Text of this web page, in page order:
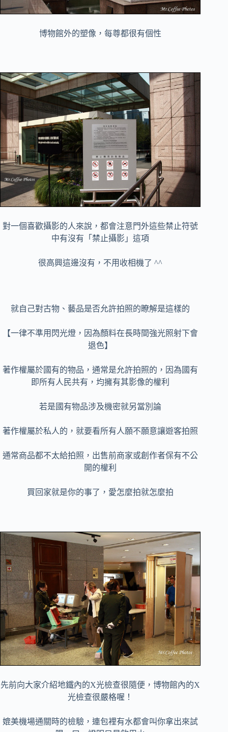
博物館外的塑像，每尊都很有個性
對一個喜歡攝影的人來說，都會注意門外這些禁止符號
中有沒有「禁止攝影」這項
很高興這邊沒有，不用收相機了 ^^
就自己對古物、藝品是否允許拍照的瞭解是這樣的
【一律不準用閃光燈，因為顏料在長時間強光照射下會
退色】
著作權屬於國有的物品，通常是允許拍照的，因為國有
即所有人民共有，均擁有其影像的權利
若是國有物品涉及機密就另當別論
著作權屬於私人的，就要看所有人願不願意讓遊客拍照
通常商品都不太給拍照，出售前商家或創作者保有不公
開的權利
買回家就是你的事了，愛怎麼拍就怎麼拍
先前向大家介紹地鐵內的X光檢查很隨便，博物館內的X
光檢查很嚴格喔！
媲美機場通關時的檢驗，連包裡有水都會叫你拿出來試